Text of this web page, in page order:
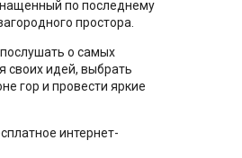
по последнему
простора.
о самых
идей, выбрать
гор и провести яркие
интернет-